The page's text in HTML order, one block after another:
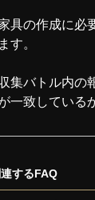
具の作成に必
ます。
集バトル内の
一致している
連するFAQ